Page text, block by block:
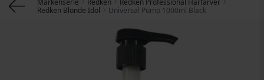
Redken Blonde Idol
Universal Pump 1000ml Black